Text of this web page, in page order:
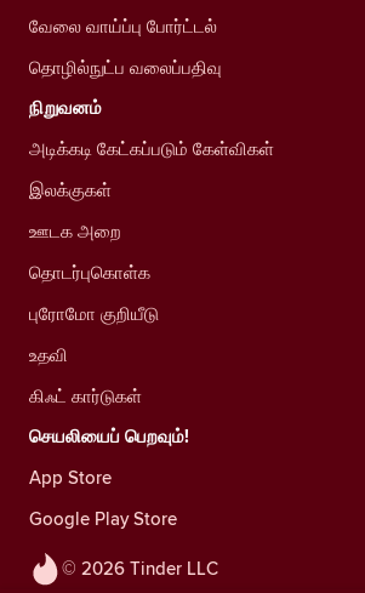
© 2026 Tinder LLC
வேலை வாய்ப்பு போர்ட்டல்
தொழில்நுட்ப வலைப்பதிவு
நிறுவனம்
அடிக்கடி கேட்கப்படும் கேள்விகள்
இலக்குகள்
ஊடக அறை
தொடர்புகொள்க
புரோமோ குறியீடு
உதவி
கிஃட் கார்டுகள்
செயலியைப் பெறவும்!
App Store
Google Play Store